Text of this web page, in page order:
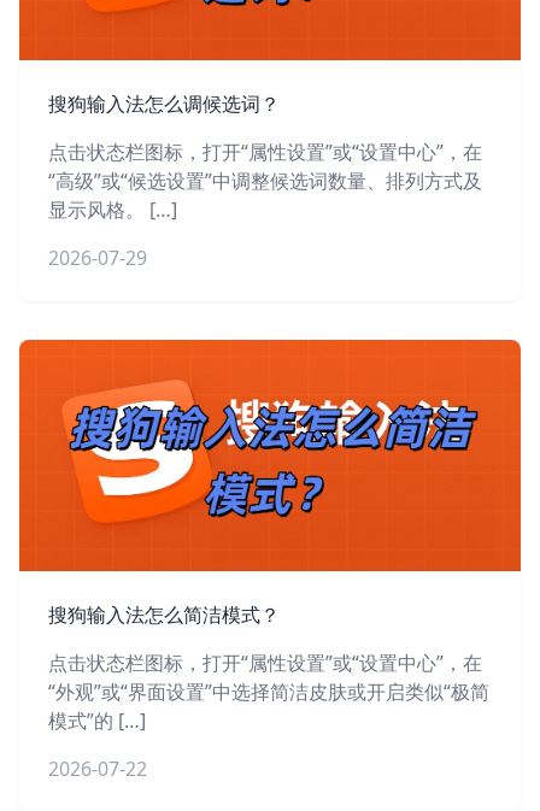
搜狗输入法怎么调候选词？
点击状态栏图标，打开“属性设置”或“设置中心”，在
“高级”或“候选设置”中调整候选词数量、排列方式及
显示风格。 […]
2026-07-29
搜狗输入法怎么简洁模式？
点击状态栏图标，打开“属性设置”或“设置中心”，在
“外观”或“界面设置”中选择简洁皮肤或开启类似“极简
模式”的 […]
2026-07-22